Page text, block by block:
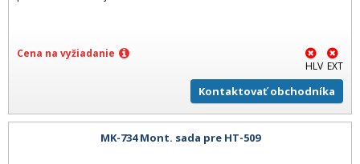
Cena na vyžiadanie
HLV EXT
Kontaktovať obchodníka
MK-734 Mont. sada pre HT-509